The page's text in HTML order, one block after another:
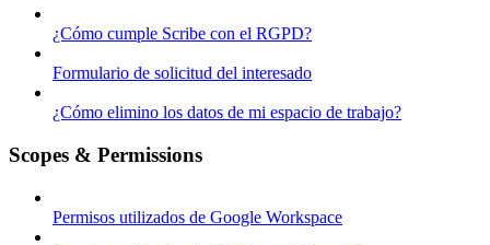
¿Cómo cumple Scribe con el RGPD?
Formulario de solicitud del interesado
¿Cómo elimino los datos de mi espacio de trabajo?
Scopes & Permissions
Permisos utilizados de Google Workspace